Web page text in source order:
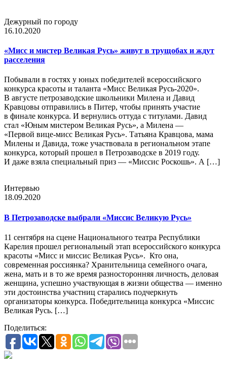
Дежурный по городу
16.10.2020
«Мисс и мистер Великая Русь» живут в трущобах и ждут
расселения
Побывали в гостях у юных победителей всероссийского
конкурса красоты и таланта «Мисс Великая Русь-2020».
В августе петрозаводские школьники Милена и Давид
Кравцовы отправились в Питер, чтобы принять участие
в финале конкурса. И вернулись оттуда с титулами. Давид
стал «Юным мистером Великая Русь», а Милена —
«Первой вице-мисс Великая Русь». Татьяна Кравцова, мама
Милены и Давида, тоже участвовала в региональном этапе
конкурса, который прошел в Петрозаводске в 2019 году.
И даже взяла специальный приз — «Миссис Роскошь». А […]
Интервью
18.09.2020
В Петрозаводске выбрали «Миссис Великую Русь»
11 сентября на сцене Национального театра Республики
Карелия прошел региональный этап всероссийского конкурса
красоты «Мисс и миссис Великая Русь». Кто она,
современная россиянка? Хранительница семейного очага,
жена, мать и в то же время разносторонняя личность, деловая
женщина, успешно участвующая в жизни общества — именно
эти достоинства участниц старались подчеркнуть
организаторы конкурса. Победительница конкурса «Миссис
Великая Русь. […]
Поделиться: